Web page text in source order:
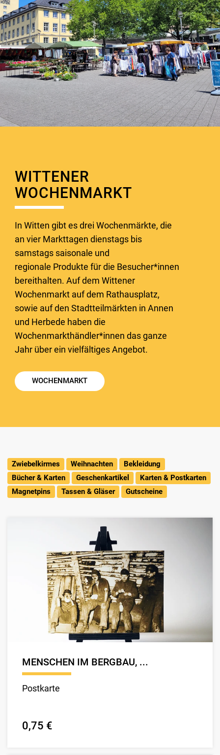
WITTENER
WOCHENMARKT
In Witten gibt es drei Wochenmärkte, die
an vier Markttagen dienstags bis
samstags saisonale und
regionale Produkte für die Besucher*innen
bereithalten. Auf dem Wittener
Wochenmarkt auf dem Rathausplatz,
sowie auf den Stadtteilmärkten in Annen
und Herbede haben die
Wochenmarkthändler*innen das ganze
Jahr über ein vielfältiges Angebot.
WOCHENMARKT
Zwiebelkirmes Weihnachten
Bekleidung
Bücher & Karten
Geschenkartikel
Karten & Postkarten
Magnetpins
Tassen & Gläser Gutscheine
MENSCHEN IM BERGBAU, ...
Postkarte
0,75 €